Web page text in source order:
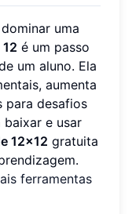
uma
é um passo
um aluno. Ela
aumenta
para desafios
baixar e usar
12x12 gratuita
ferramentas